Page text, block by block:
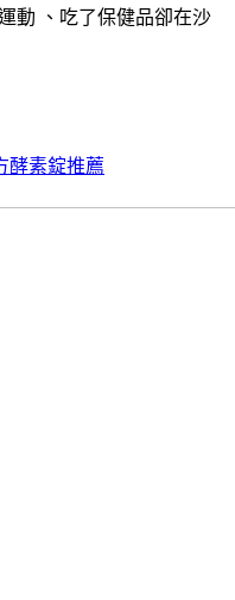
動 、吃了保健品卻在沙
酵素錠推薦